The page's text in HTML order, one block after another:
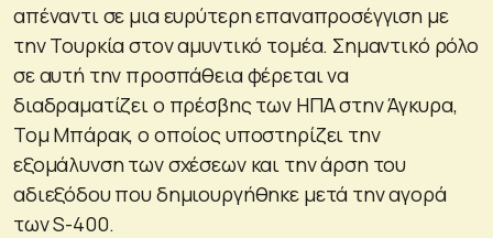
απέναντι σε μια ευρύτερη επαναπροσέγγιση με
την Τουρκία στον αμυντικό τομέα. Σημαντικό ρόλο
σε αυτή την προσπάθεια φέρεται να
διαδραματίζει ο πρέσβης των ΗΠΑ στην Άγκυρα,
Τομ Μπάρακ, ο οποίος υποστηρίζει την
εξομάλυνση των σχέσεων και την άρση του
αδιεξόδου που δημιουργήθηκε μετά την αγορά
των S-400.